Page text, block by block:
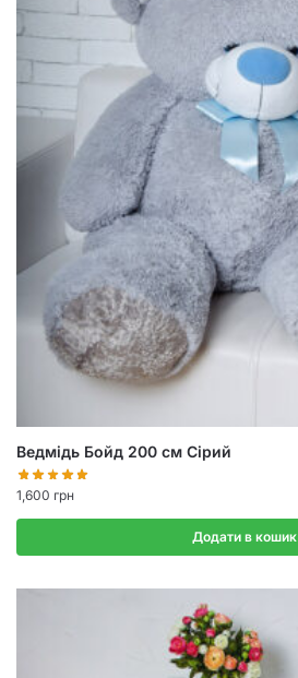
Ведмідь Бойд 200 см Сірий
1,600 грн
Додати в кошик